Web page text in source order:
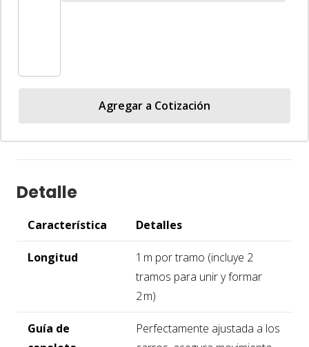
2 m
Agregar a Cotización
Detalle
Característica Detalles
Longitud
1 m por tramo (incluye 2
tramos para unir y formar
2 m)
Guía de
Perfectamente ajustada a los